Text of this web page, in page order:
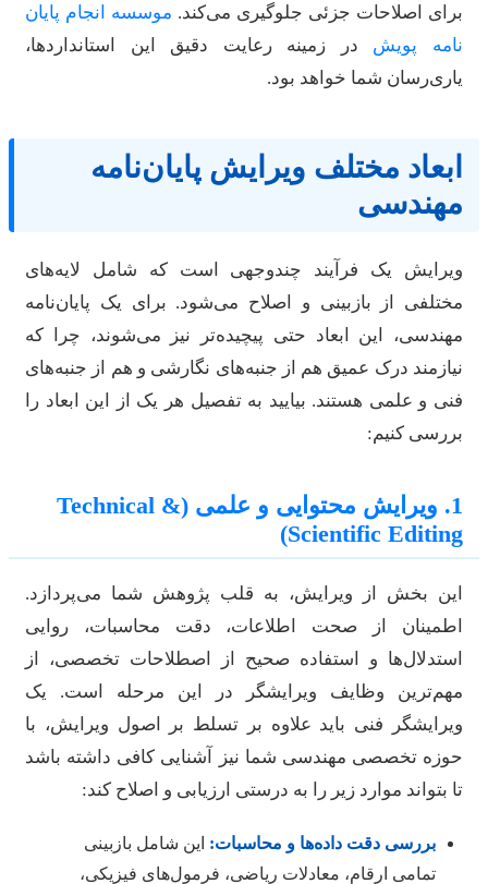
برای اصلاحات جزئی جلوگیری می‌کند.موسسه انجام پایان
پویشدر زمینه رعایت دقیق این استانداردها،
یاری‌رسان شما خواهد بود.
ابعاد مختلف ویرایش پایان‌نامه
مهندسی
ویرایش یک فرآیند چندوجهی است که شامل لایه‌های
مختلفی از بازبینی و اصلاح می‌شود. برای یک پایان‌نامه
مهندسی، این ابعاد حتی پیچیده‌تر نیز می‌شوند، چرا که
نیازمند درک عمیق هم از جنبه‌های نگارشی و هم از جنبه‌های
فنی و علمی هستند. بیایید به تفصیل هر یک از این ابعاد را
بررسی کنیم:
1. ویرایش محتوایی و علمی (Technical &
Scientific Editing)
این بخش از ویرایش، به قلب پژوهش شما می‌پردازد.
اطمینان از صحت اطلاعات، دقت محاسبات، روایی
استدلال‌ها و استفاده صحیح از اصطلاحات تخصصی، از
مهم‌ترین وظایف ویرایشگر در این مرحله است. یک
ویرایشگر فنی باید علاوه بر تسلط بر اصول ویرایش، با
حوزه تخصصی مهندسی شما نیز آشنایی کافی داشته باشد
تا بتواند موارد زیر را به درستی ارزیابی و اصلاح کند:
بررسی دقت داده‌ها و محاسبات:این شامل بازبینی
تمامی ارقام، معادلات ریاضی، فرمول‌های فیزیکی،